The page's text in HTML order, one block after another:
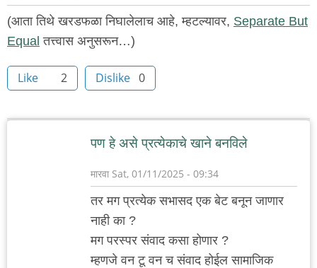
(आता तिथे खरडफळा निघालेलाच आहे, म्हटल्यावर, Separate But
Equal तत्त्वास अनुसरून…)
Like 2 Dislike 0
पण हे असे प्रत्येकाचे खाने बनविले
मारवा Sat, 01/11/2025 - 09:34
तर मग प्रत्येक सभासद एक बेट बनून जाणार
नाही का ?
मग परस्पर संवाद कसा होणार ?
म्हणजे वन टू वन च संवाद होईल सामाजिक